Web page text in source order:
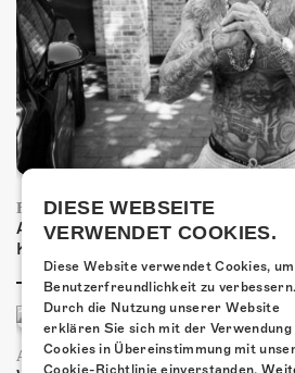
FRISCH BESTÄTIGT: GZUZ
Am Donnerstag, 29. Oktober 2026
Kulturfabrik Kofmehl!
AIRBOURNE - SPECIAL SUMMER
DIESE WEBSEITE
VERWENDET COOKIES.
Diese Website verwendet Cookies,
Benutzerfreundlichkeit zu verbessern.
Durch die Nutzung unserer Website
erklären Sie sich mit der Verwendung
Cookies in Übereinstimmung mit
Cookie-Richtlinie einverstanden.